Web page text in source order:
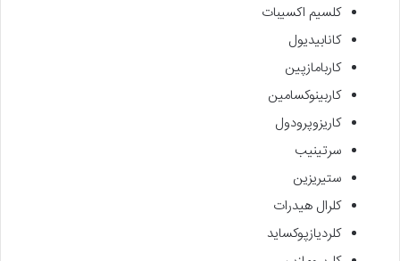
کلسیم اکسیبات
کانابیدیول
کاربامازپین
کاربینوکسامین
کاریزوپرودول
سرتینیب
ستیریزین
کلرال هیدرات
کلردیازپوکساید